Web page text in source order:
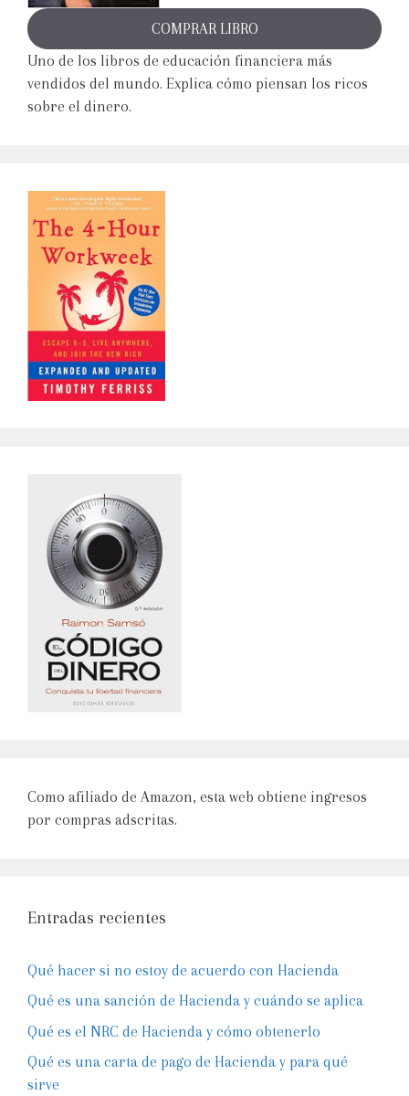
COMPRAR LIBRO
Uno de los libros de educación financiera más
vendidos del mundo. Explica cómo piensan los ricos
sobre el dinero.
Como afiliado de Amazon, esta web obtiene ingresos
por compras adscritas.
Entradas recientes
Qué hacer si no estoy de acuerdo con Hacienda
Qué es una sanción de Hacienda y cuándo se aplica
Qué es el NRC de Hacienda y cómo obtenerlo
Qué es una carta de pago de Hacienda y para qué
sirve